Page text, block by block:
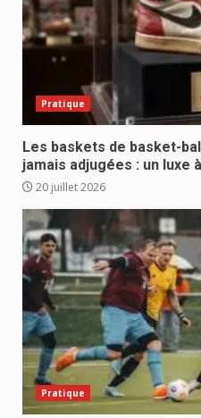
Pratique
Les baskets de basket-
jamais adjugées : un luxe
20 juillet 2026
Pratique